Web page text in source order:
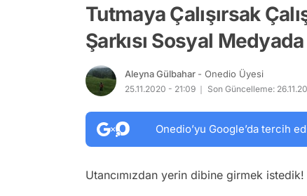
Tutmaya Çalışırsak
Şarkısı Sosyal
Aleyna Gülbahar - Onedio Üyesi
25.11.2020 - 21:09 Son Güncelleme:
Onedio’yu Google’da tercih
Utancımızdan yerin dibine girmek istedik!